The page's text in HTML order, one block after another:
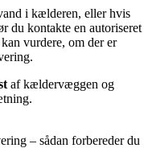
i kælderen, eller hvis
du kontakte en autoriseret
vurdere, om der er
af kældervæggen og
– sådan forbereder du